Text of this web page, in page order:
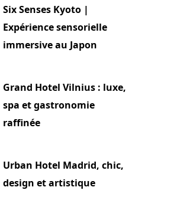
Six Senses Kyoto |
Expérience sensorielle
immersive au Japon
Grand Hotel Vilnius : luxe,
spa et gastronomie
raffinée
Urban Hotel Madrid, chic,
design et artistique